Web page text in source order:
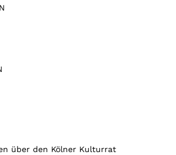
über den Kölner Kulturrat